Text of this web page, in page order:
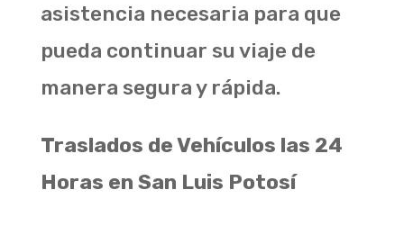
asistencia necesaria para que
pueda continuar su viaje de
manera segura y rápida.
Traslados de Vehículos las 24
Horas en San Luis Potosí